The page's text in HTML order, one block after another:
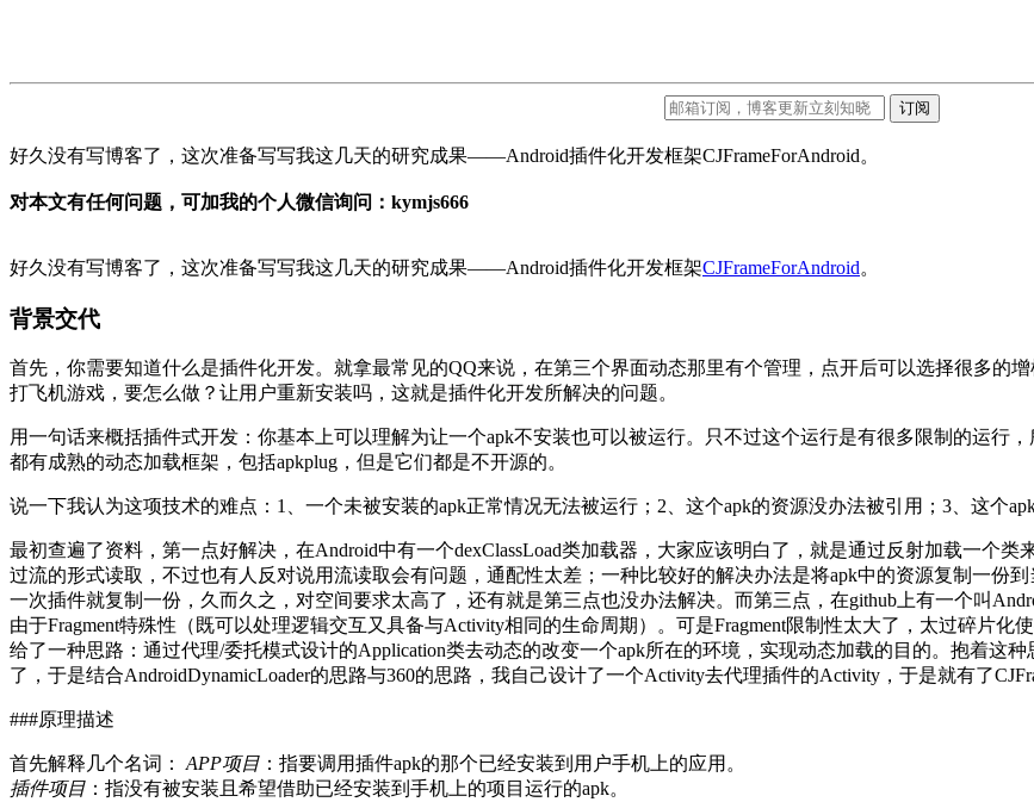
订阅
好久没有写博客了，这次准备写写我这几天的研究成果——Android插件化开发框架CJFrameForAndroid。
对本文有任何问题，可加我的个人微信询问：kymjs666
好久没有写博客了，这次准备写写我这几天的研究成果——Android插件化开发框架CJFrameForAndroid。
背景交代
首先，你需要知道什么是插件化开发。就拿最常见的QQ来说，在第三个界面动态那里有个管理，点开后可以选择很多的
打飞机游戏，要怎么做？让用户重新安装吗，这就是插件化开发所解决的问题。
用一句话来概括插件式开发：你基本上可以理解为让一个apk不安装也可以被运行。只不过这个运行是有很多限制的运行
都有成熟的动态加载框架，包括apkplug，但是它们都是不开源的。
说一下我认为这项技术的难点：1、一个未被安装的apk正常情况无法被运行；2、这个apk的资源没办法被引用；3、这个
最初查遍了资料，第一点好解决，在Android中有一个dexClassLoad类加载器，大家应该明白了，就是通过反射加载一个
过流的形式读取，不过也有人反对说用流读取会有问题，通配性太差；一种比较好的解决办法是将apk中的资源复制一份
一次插件就复制一份，久而久之，对空间要求太高了，还有就是第三点也没办法解决。而第三点，在github上有一个叫
由于Fragment特殊性（既可以处理逻辑交互又具备与Activity相同的生命周期）。可是Fragment限制性太大了，太过碎片
给了一种思路：通过代理/委托模式设计的Application类去动态的改变一个apk所在的环境，实现动态加载的目的。抱着这
了，于是结合AndroidDynamicLoader的思路与360的思路，我自己设计了一个Activity去代理插件的Activity，于是就有了
###原理描述
首先解释几个名词： APP项目 ：指要调用插件apk的那个已经安装到用户手机上的应用。
插件项目 ：指没有被安装且希望借助已经安装到手机上的项目运行的apk。